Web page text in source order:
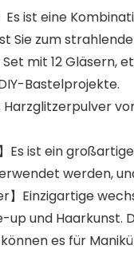
Es ist eine
Sie zum
Set mit 12
Bastelprojekte.
Harzglitzerpulver
Es ist ein
werden,
】Einzigartige
up und
es für